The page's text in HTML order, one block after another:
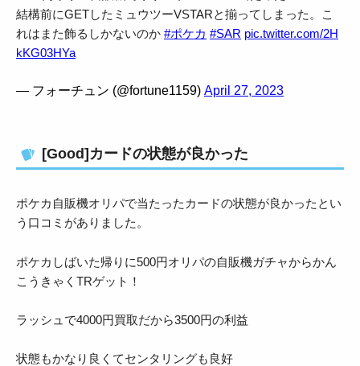
結構前にGETしたミュウツーVSTARと揃ってしまった。こ
れはまた飾るしかないのか #ポケカ #SAR pic.twitter.com/2H
kKG03HYa
— フォーチュン (@fortune1159) April 27, 2023
[Good]カードの状態が良かった
ポケカ自販機オリパで当たったカードの状態が良かったとい
う口コミがありました。
ポケカしばいた帰りに500円オリパの自販機ガチャからかん
こうきゃくTRゲット！
ラッシュで4000円買取だから3500円の利益
状態もかなり良くてセンタリングも良好